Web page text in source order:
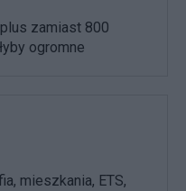
zamiast 800
ogromne
mieszkania, ETS,